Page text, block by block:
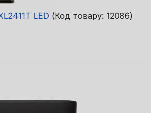
LED (Код товару: 12086)